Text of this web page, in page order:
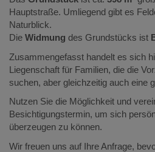
Hauptstraße. Umliegend gibt es
Naturblick.
Die Widmung des Grundstücks ist
Zusammengefasst handelt es sich
Liegenschaft für Familien, die die
suchen, aber gleichzeitig auch eine
Nutzen Sie die Möglichkeit und
Besichtigungstermin, um sich
überzeugen zu können.
Wir freuen uns auf Ihre Anfrage,